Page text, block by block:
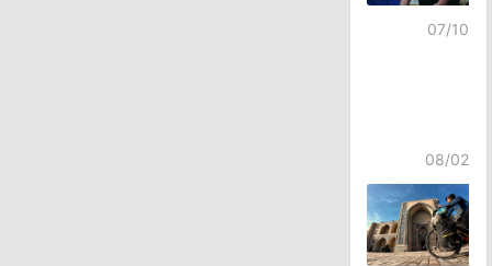
07/10
08/02